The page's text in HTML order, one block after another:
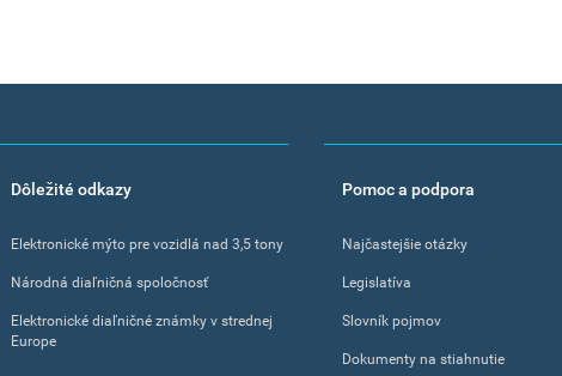
Dôležité odkazy
Elektronické mýto pre vozidlá nad 3,5 tony
Národná diaľničná spoločnosť
Elektronické diaľničné známky v strednej
Europe
Pomoc a podpora
Najčastejšie otázky
Legislatíva
Slovník pojmov
Dokumenty na stiahnutie